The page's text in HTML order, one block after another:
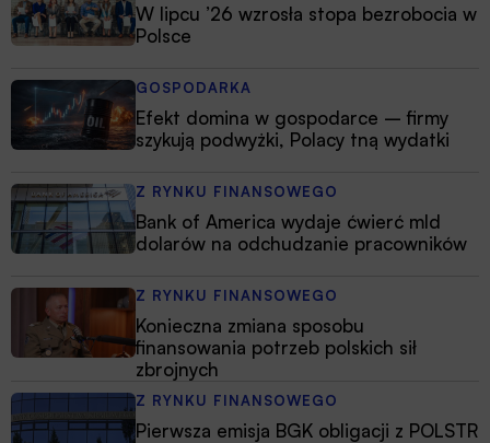
W lipcu ’26 wzrosła stopa bezrobocia w
Polsce
GOSPODARKA
Efekt domina w gospodarce – firmy
szykują podwyżki, Polacy tną wydatki
Z RYNKU FINANSOWEGO
Bank of America wydaje ćwierć mld
dolarów na odchudzanie pracowników
Z RYNKU FINANSOWEGO
Konieczna zmiana sposobu
finansowania potrzeb polskich sił
zbrojnych
Z RYNKU FINANSOWEGO
Pierwsza emisja BGK obligacji z POLSTR